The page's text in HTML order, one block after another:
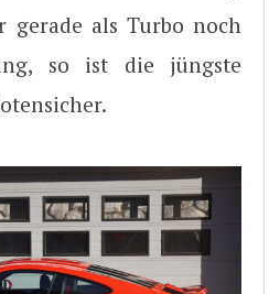
gerade als Turbo noch
so ist die jüngste